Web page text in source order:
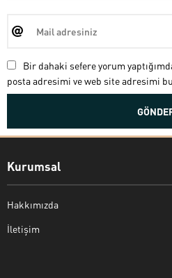
Bir dahaki sefere yorum
posta adresimi ve web site adresimi
Kurumsal
Hakkımızda
İletişim